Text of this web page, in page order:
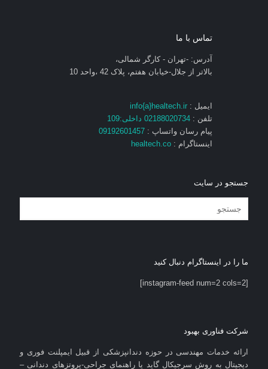
تماس با ما
آدرس: -تهران - کارگر شمالی،
بالاتر از جلال-خیابان هفتم، پلاک 42 ،واحد 10
ایمیل : info{a}healtech.ir
تلفن : 02188020734 داخلی:109
پیام رسان واتساپ : 09192601457
اینستاگرام : healtech.co
جستجو در سایت
ما را در اینستاگرام دنبال کنید
[instagram-feed num=2 cols=2]
شرکت فناوری بهبود
ارائه خدمات مهندسی در حوزه دندانپزشکی از قبیل ایمپلنت فوری و
دیجیتال به روش سرجیکال گاید یا راهنمای جراحی-پروتزهای دندانی –